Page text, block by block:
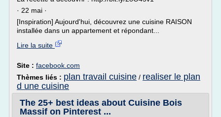
· 22 mai ·
[Inspiration] Aujourd'hui, découvrez une cuisine RAISON
installée dans un appartement et répondant...
Lire la suite
Site : facebook.com
Thèmes liés : plan travail cuisine / realiser le plan
d une cuisine
The 25+ best ideas about Cuisine Bois
Massif on Pinterest ...